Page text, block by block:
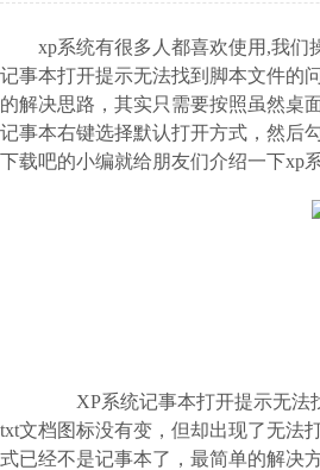
xp系统有很多人都喜欢使用,我们
记事本打开提示无法找到脚本文件的
的解决思路，其实只需要按照虽然桌
记事本右键选择默认打开方式，然后
下载吧的小编就给朋友们介绍一下xp
XP系统记事本打开提示无法找
txt文档图标没有变，但却出现了无法
式已经不是记事本了，最简单的解决